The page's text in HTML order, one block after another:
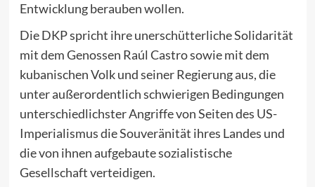
Entwicklung berauben wollen.
Die DKP spricht ihre unerschütterliche Solidarität
mit dem Genossen Raúl Castro sowie mit dem
kubanischen Volk und seiner Regierung aus, die
unter außerordentlich schwierigen Bedingungen
unterschiedlichster Angriffe von Seiten des US-
Imperialismus die Souveränität ihres Landes und
die von ihnen aufgebaute sozialistische
Gesellschaft verteidigen.